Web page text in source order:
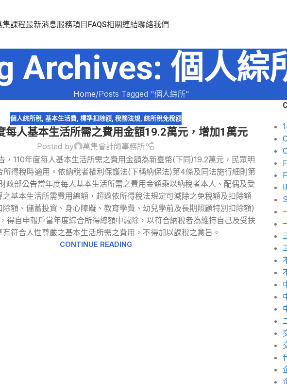
集課程最新消息服務項目 FAQS相關連結聯絡我們
Archives: 個人綜
Home Posts Tagged "個人綜所"
個人綜所稅,基本生活費,標準扣除額,稅務法規,綜所稅免稅額
每人基本生活所需之費用金額19.2萬元，增加1萬元
Posted by
萬集會計師事務所
，110年度每人基本生活所需之費用金額為新臺幣(下同)19.2萬元，民眾明
所得稅時適用。依納稅者權利保護法(下稱納保法)第4條及同法施行細則第
政部公告當年度每人基本生活所需之費用金額乘以納稅者本人、配偶及受
基本生活所需費用總額，超過依所得稅法規定可減除之免稅額及扣除額
額、儲蓄投資、身心障礙、教育學費、幼兒學前及長期照顧特別扣除額)
得自申報戶當年度綜合所得總額中減除，以符合納稅者為維持自己及受扶
有符合人性尊嚴之基本生活所需之費用，不得加以課稅之意旨。
CONTINUE READING